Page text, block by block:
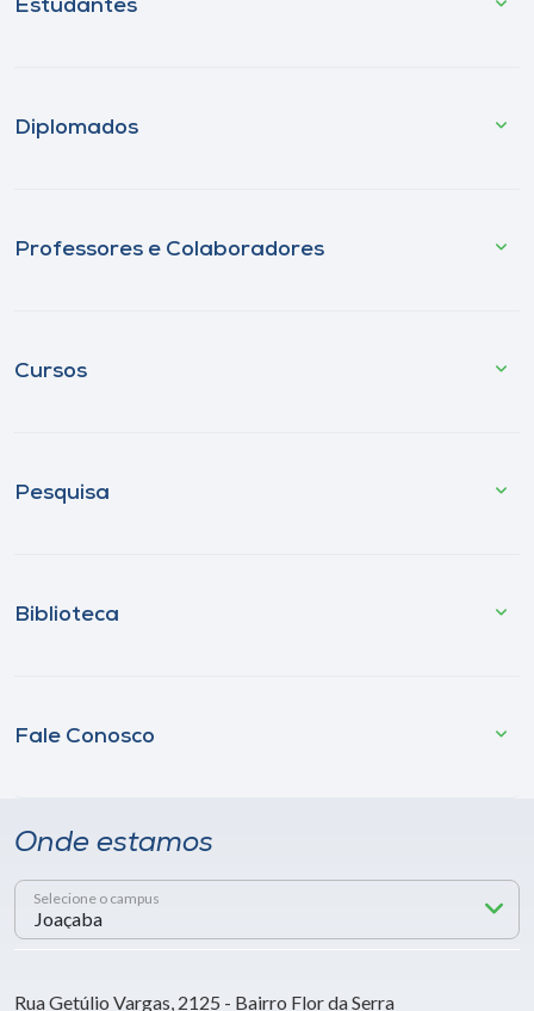
Estudantes
Diplomados
Professores e Colaboradores
Cursos
Pesquisa
Biblioteca
Fale Conosco
Onde estamos
Selecione o campus
Rua Getúlio Vargas, 2125 - Bairro Flor da Serra